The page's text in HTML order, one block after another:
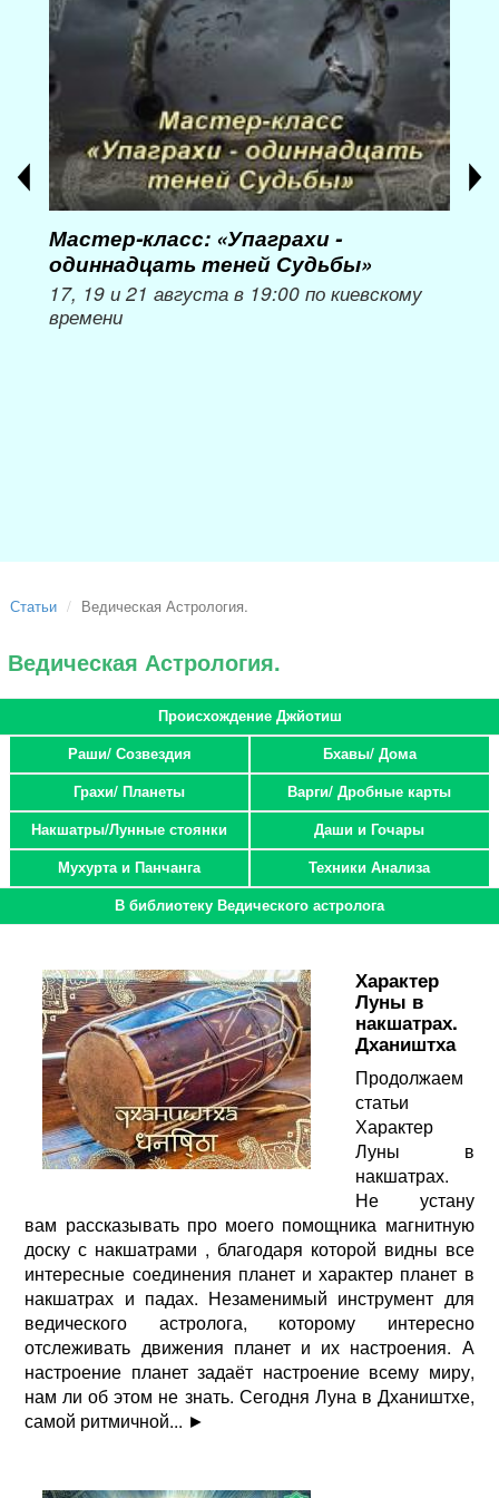
Мастер-класс: «Упаграхи -
одиннадцать теней Судьбы»
17, 19 и 21 августа в 19:00 по киевскому
времени
Статьи Ведическая Астрология.
Ведическая Астрология.
Происхождение Джйотиш
Раши/ Созвездия
Бхавы/ Дома
Грахи/ Планеты
Варги/ Дробные карты
Накшатры/Лунные стоянки
Даши и Гочары
Мухурта и Панчанга
Техники Анализа
В библиотеку Ведического астролога
Характер
Луны в
накшатрах.
Дхаништха
Продолжаем
статьи
Характер
Луны в
накшатрах.
Не устану
вам рассказывать про моего помощника магнитную
доску с накшатрами , благодаря которой видны все
интересные соединения планет и характер планет в
накшатрах и падах. Незаменимый инструмент для
ведического астролога, которому интересно
отслеживать движения планет и их настроения. А
настроение планет задаёт настроение всему миру,
нам ли об этом не знать. Сегодня Луна в Дхаништхе,
самой ритмичной... ►